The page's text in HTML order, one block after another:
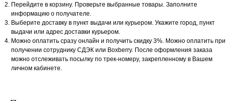
Перейдите в корзину. Проверьте выбранные товары. Заполните
информацию о получателе.
Выберите доставку в пункт выдачи или курьером. Укажите город, пункт
выдачи или адрес доставки курьером.
Можно оплатить сразу онлайн и получить скидку 3%. Можно оплатить при
получении сотруднику СДЭК или Boxberry. После оформления заказа
можно отслеживать посылку по трек-номеру, закрепленному в Вашем
личном кабинете.